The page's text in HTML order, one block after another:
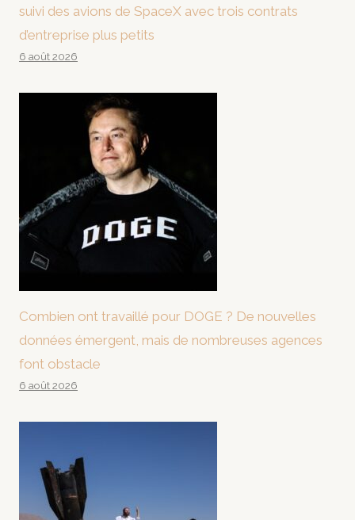
suivi des avions de SpaceX avec trois contrats
d’entreprise plus petits
6 août 2026
Combien ont travaillé pour DOGE ? De nouvelles
données émergent, mais de nombreuses agences
font obstacle
6 août 2026